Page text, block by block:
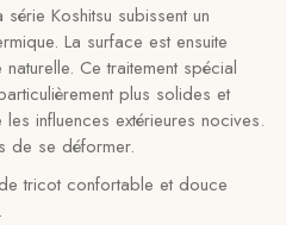
Koshitsu subissent un
La surface est ensuite
Ce traitement spécial
plus solides et
influences extérieures nocives.
de se déformer.
tricot confortable et douce